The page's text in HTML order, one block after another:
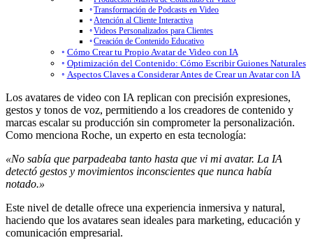
Transformación de Podcasts en Video
Atención al Cliente Interactiva
Videos Personalizados para Clientes
Creación de Contenido Educativo
Cómo Crear tu Propio Avatar de Video con IA
Optimización del Contenido: Cómo Escribir Guiones Naturales
Aspectos Claves a Considerar Antes de Crear un Avatar con IA
Los avatares de video con IA replican con precisión expresiones,
gestos y tonos de voz, permitiendo a los creadores de contenido y
marcas escalar su producción sin comprometer la personalización.
Como menciona Roche, un experto en esta tecnología:
«No sabía que parpadeaba tanto hasta que vi mi avatar. La IA
detectó gestos y movimientos inconscientes que nunca había
notado.»
Este nivel de detalle ofrece una experiencia inmersiva y natural,
haciendo que los avatares sean ideales para marketing, educación y
comunicación empresarial.